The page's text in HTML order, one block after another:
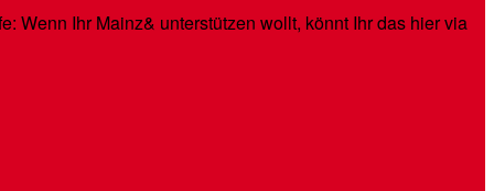
Wenn Ihr Mainz& unterstützen wollt, könnt Ihr das hier via